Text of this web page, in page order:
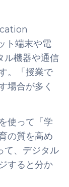
ト端末や電
ル機器や通信
。「授業で
場合が多く
使って「学
の質を高め
て、デジタル
すると分か